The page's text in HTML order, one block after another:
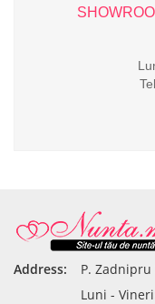
Address:
P.
Luni -